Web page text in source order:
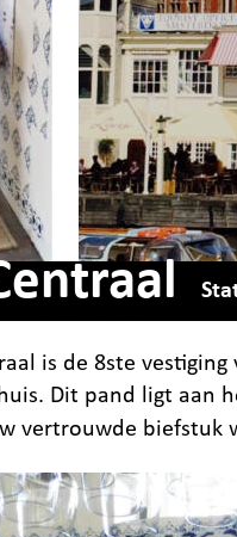
is de 8ste
Dit pand ligt aan
vertrouwde biefstuk